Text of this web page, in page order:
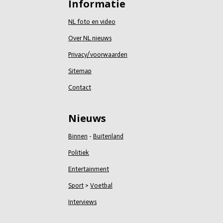
Informatie
NL foto en video
Over NL nieuws
Privacy/voorwaarden
Sitemap
Contact
Nieuws
Binnen - Buitenland
Politiek
Entertainment
Sport > Voetbal
Interviews